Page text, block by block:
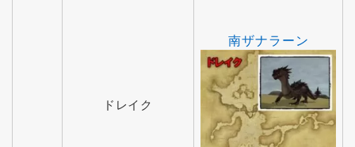
ドレイク
南ザナラーン